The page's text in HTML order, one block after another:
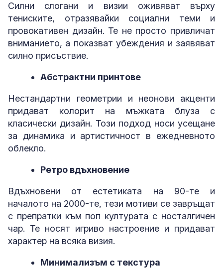
Силни слогани и визии оживяват върху
тениските, отразявайки социални теми и
провокативен дизайн. Те не просто привличат
вниманието, а показват убеждения и заявяват
силно присъствие.
Абстрактни принтове
Нестандартни геометрии и неонови акценти
придават колорит на мъжката блуза с
класически дизайн. Този подход носи усещане
за динамика и артистичност в ежедневното
облекло.
Ретро вдъхновение
Вдъхновени от естетиката на 90-те и
началото на 2000-те, тези мотиви се завръщат
с препратки към поп културата с носталгичен
чар. Те носят игриво настроение и придават
характер на всяка визия.
Минимализъм с текстура